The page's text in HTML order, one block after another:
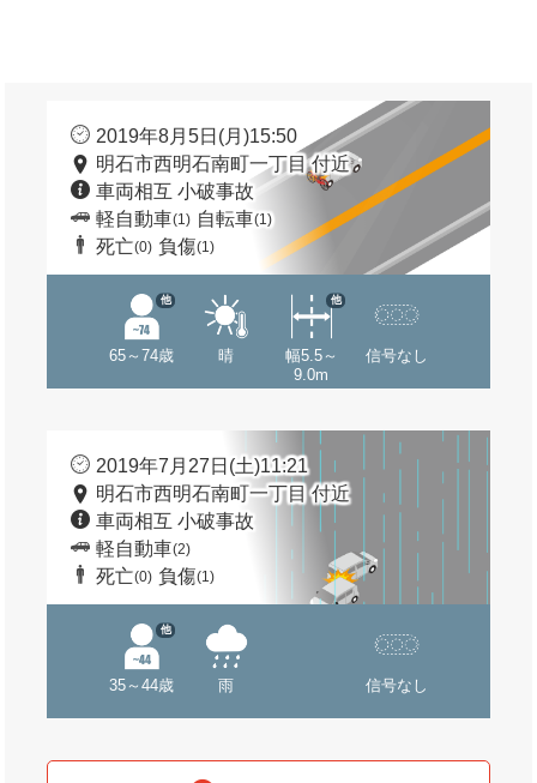
2019年8月5日(月)15:50
明石市西明石南町一丁目 付近
車両相互 小破事故
軽自動車(1) 自転車(1)
死亡(0) 負傷(1)
65～74歳
他
晴
幅5.5～
9.0m
他
信号なし
2019年7月27日(土)11:21
明石市西明石南町一丁目 付近
車両相互 小破事故
軽自動車(2)
死亡(0) 負傷(1)
35～44歳
他
雨 信号なし